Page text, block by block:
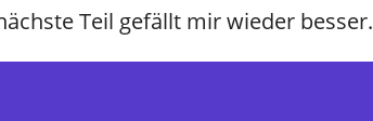
Teil gefällt mir wieder besser.